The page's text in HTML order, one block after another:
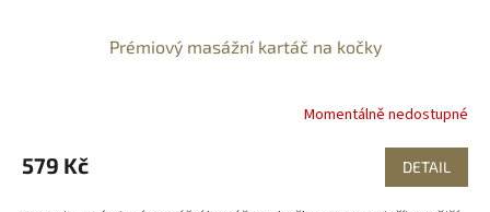
Prémiový masážní kartáč na kočky
Momentálně nedostupné
579 Kč DETAIL